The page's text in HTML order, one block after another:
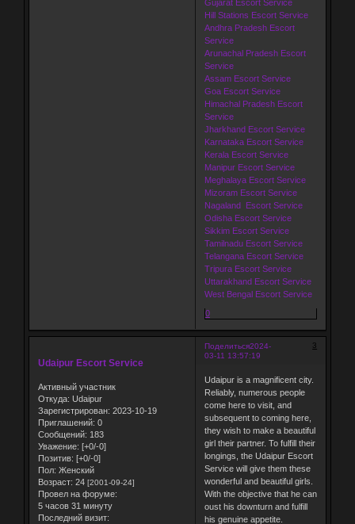
Gujarat Escort Service
Hill Stations Escort Service
Andhra Pradesh Escort
Service
Arunachal Pradesh Escort
Service
Assam Escort Service
Goa Escort Service
Himachal Pradesh Escort
Service
Jharkhand Escort Service
Karnataka Escort Service
Kerala Escort Service
Manipur Escort Service
Meghalaya Escort Service
Mizoram Escort Service
Nagaland Escort Service
Odisha Escort Service
Sikkim Escort Service
Tamilnadu Escort Service
Telangana Escort Service
Tripura Escort Service
Uttarakhand Escort Service
West Bengal Escort Service
0
Поделиться 3
2024-
03-11 13:57:19
Udaipur Escort Service
Активный участник
Откуда: Udaipur
Зарегистрирован: 2023-10-19
Приглашений: 0
Сообщений: 183
Уважение: [+0/-0]
Позитив: [+0/-0]
Пол: Женский
Возраст: 24 [2001-09-24]
Провел на форуме:
5 часов 31 минуту
Последний визит:
Udaipur is a magnificent city.
Reliably, numerous people
come here to visit, and
subsequent to coming here,
they wish to make a beautiful
girl their partner. To fulfill their
longings, the Udaipur Escort
Service will give them these
wonderful and beautiful girls.
With the objective that he can
oust his downturn and fulfill
his genuine appetite.